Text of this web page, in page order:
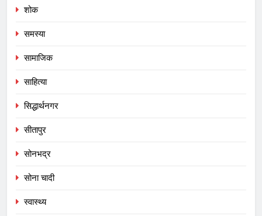
शोक
समस्या
सामाजिक
साहित्या
सिद्धार्थनगर
सीतापुर
सोनभद्र
सोना चादी
स्वास्थ्य